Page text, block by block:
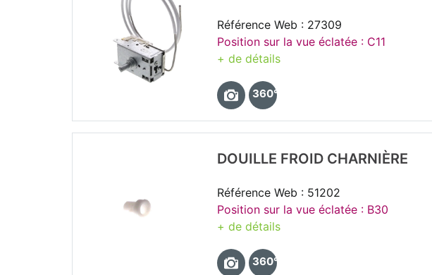
Référence Web : 27309
Position sur la vue éclatée : C11
+ de détails
360°
DOUILLE FROID CHARNIÈRE
Référence Web : 51202
Position sur la vue éclatée : B30
+ de détails
360°